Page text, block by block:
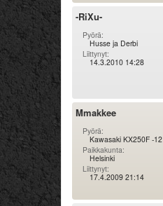
-RiXu-
Pyörä:
Husse ja Derbi
Liittynyt:
14.3.2010 14:28
Mmakkee
Pyörä:
Kawasaki KX250F -12
Paikkakunta:
Helsinki
Liittynyt:
17.4.2009 21:14